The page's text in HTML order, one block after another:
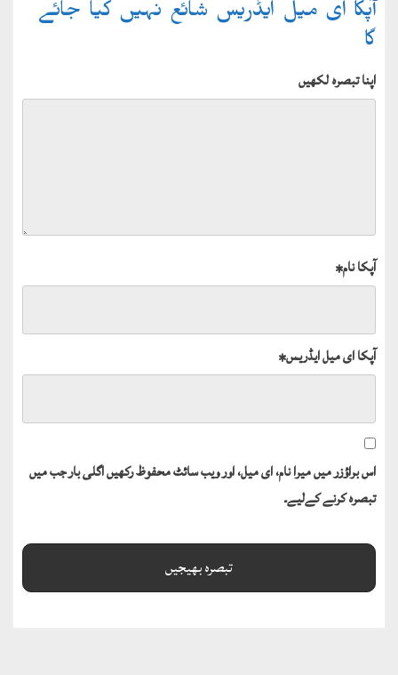
آپکا ای میل ایڈریس شائع نہیں کیا جائے
گا
اپنا تبصرہ لکھیں
آپکا نام*
آپکا ای میل ایڈریس*
اس براؤزر میں میرا نام، ای میل، اور ویب سائٹ محفوظ رکھیں اگلی بار جب میں
تبصرہ کرنے کےلیے۔